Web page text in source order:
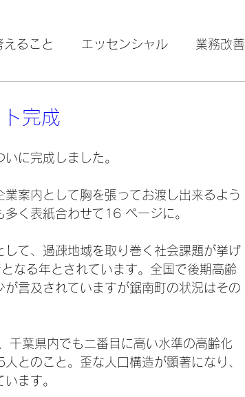
えること エッセンシャル 業務改善
完成
に完成しました。
案内として胸を張ってお渡し出来るよう
く表紙合わせて16 ページに。
て、過疎地域を取り巻く社会課題が挙げ
なる年とされています。全国で後期高齢
言及されていますが鋸南町の状況はその
葉県内でも二番目に高い水準の高齢化
とのこと。歪な人口構造が顕著になり、
ます。